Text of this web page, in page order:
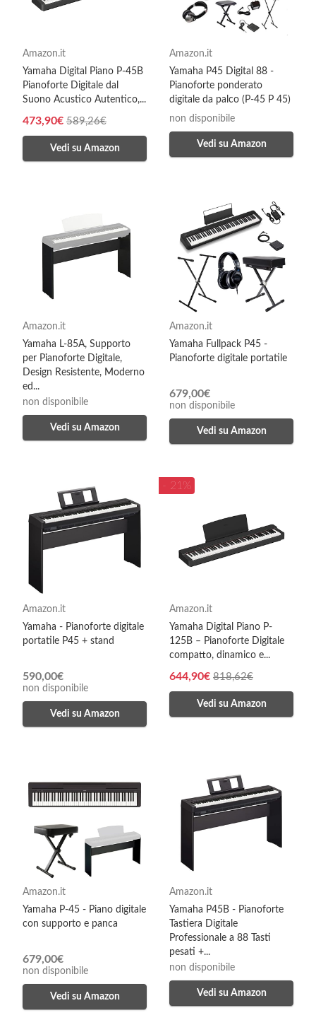
Amazon.it
Yamaha Digital Piano P-45B
Pianoforte Digitale dal
Suono Acustico Autentico,...
473,90€ 589,26€
Vedi su Amazon
Amazon.it
Yamaha P45 Digital 88 -
Pianoforte ponderato
digitale da palco (P-45 P 45)
non disponibile
Vedi su Amazon
Amazon.it
Yamaha L-85A, Supporto
per Pianoforte Digitale,
Design Resistente, Moderno
ed...
non disponibile
Vedi su Amazon
Amazon.it
Yamaha Fullpack P45 -
Pianoforte digitale portatile
679,00€
non disponibile
Vedi su Amazon
Amazon.it
Yamaha - Pianoforte digitale
portatile P45 + stand
590,00€
non disponibile
Vedi su Amazon
- 21%
Amazon.it
Yamaha Digital Piano P-
125B – Pianoforte Digitale
compatto, dinamico e...
644,90€ 818,62€
Vedi su Amazon
Amazon.it
Yamaha P-45 - Piano digitale
con supporto e panca
679,00€
non disponibile
Vedi su Amazon
Amazon.it
Yamaha P45B - Pianoforte
Tastiera Digitale
Professionale a 88 Tasti
pesati +...
non disponibile
Vedi su Amazon